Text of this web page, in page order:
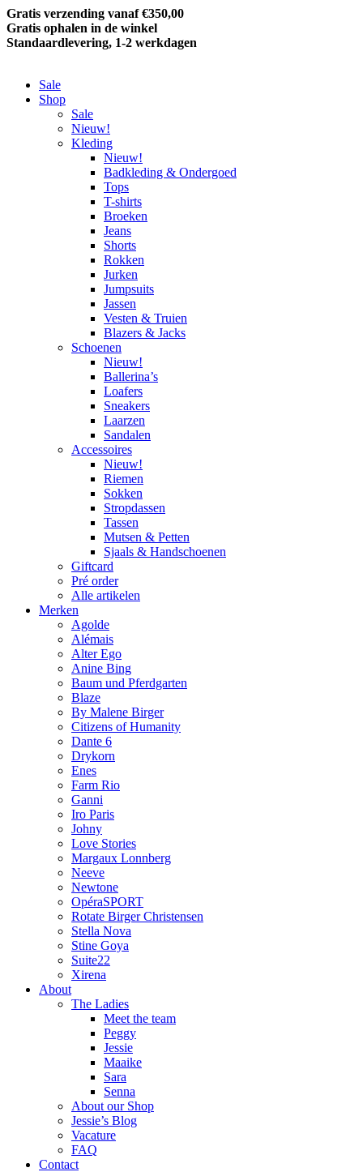
Gratis verzending vanaf €350,00
Gratis ophalen in de winkel
Standaardlevering, 1-2 werkdagen
Sale
Shop
Sale
Nieuw!
Kleding
Nieuw!
Badkleding & Ondergoed
Tops
T-shirts
Broeken
Jeans
Shorts
Rokken
Jurken
Jumpsuits
Jassen
Vesten & Truien
Blazers & Jacks
Schoenen
Nieuw!
Ballerina’s
Loafers
Sneakers
Laarzen
Sandalen
Accessoires
Nieuw!
Riemen
Sokken
Stropdassen
Tassen
Mutsen & Petten
Sjaals & Handschoenen
Giftcard
Pré order
Alle artikelen
Merken
Agolde
Alémais
Alter Ego
Anine Bing
Baum und Pferdgarten
Blaze
By Malene Birger
Citizens of Humanity
Dante 6
Drykorn
Enes
Farm Rio
Ganni
Iro Paris
Johny
Love Stories
Margaux Lonnberg
Neeve
Newtone
OpéraSPORT
Rotate Birger Christensen
Stella Nova
Stine Goya
Suite22
Xirena
About
The Ladies
Meet the team
Peggy
Jessie
Maaike
Sara
Senna
About our Shop
Jessie’s Blog
Vacature
FAQ
Contact